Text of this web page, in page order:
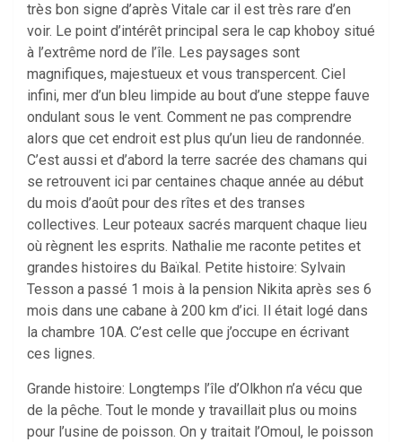
très bon signe d’après Vitale car il est très rare d’en
voir. Le point d’intérêt principal sera le cap khoboy situé
à l’extrême nord de l’île. Les paysages sont
magnifiques, majestueux et vous transpercent. Ciel
infini, mer d’un bleu limpide au bout d’une steppe fauve
ondulant sous le vent. Comment ne pas comprendre
alors que cet endroit est plus qu’un lieu de randonnée.
C’est aussi et d’abord la terre sacrée des chamans qui
se retrouvent ici par centaines chaque année au début
du mois d’août pour des rîtes et des transes
collectives. Leur poteaux sacrés marquent chaque lieu
où règnent les esprits. Nathalie me raconte petites et
grandes histoires du Baïkal. Petite histoire: Sylvain
Tesson a passé 1 mois à la pension Nikita après ses 6
mois dans une cabane à 200 km d’ici. Il était logé dans
la chambre 10A. C’est celle que j’occupe en écrivant
ces lignes.
Grande histoire: Longtemps l’île d’Olkhon n’a vécu que
de la pêche. Tout le monde y travaillait plus ou moins
pour l’usine de poisson. On y traitait l’Omoul, le poisson